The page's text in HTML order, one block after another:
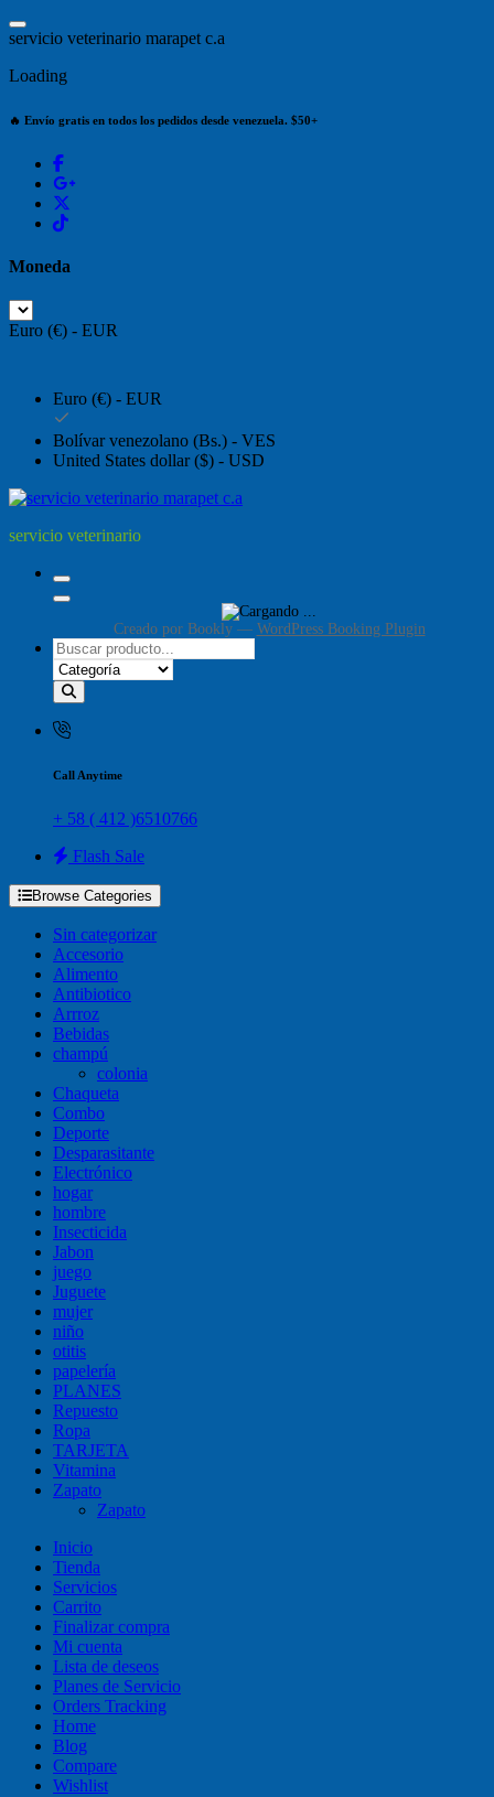
Saltar
al
servicio veterinario marapet c.a
Loading
🔥 Envío gratis en todos los pedidos desde venezuela. $50+
Moneda
Euro (€) - EUR
Euro (€) - EUR
Bolívar venezolano (Bs.) - VES
United States dollar ($) - USD
servicio veterinario
Creado por Bookly— WordPress Booking Plugin
Call Anytime
+ 58 ( 412 )6510766
Flash Sale
Browse Categories
Sin categorizar
Accesorio
Alimento
Antibiotico
Arrroz
Bebidas
champú
colonia
Chaqueta
Combo
Deporte
Desparasitante
Electrónico
hogar
hombre
Insecticida
Jabon
juego
Juguete
mujer
niño
otitis
papelería
PLANES
Repuesto
Ropa
TARJETA
Vitamina
Zapato
Zapato
Inicio
Tienda
Servicios
Carrito
Finalizar compra
Mi cuenta
Lista de deseos
Planes de Servicio
Orders Tracking
Home
Blog
Compare
Wishlist